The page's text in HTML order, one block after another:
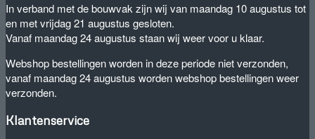
In verband met de bouwvak zijn wij van maandag 10 augustus tot
en met vrijdag 21 augustus gesloten.
Vanaf maandag 24 augustus staan wij weer voor u klaar.
Webshop bestellingen worden in deze periode niet verzonden,
vanaf maandag 24 augustus worden webshop bestellingen weer
verzonden.
Klantenservice